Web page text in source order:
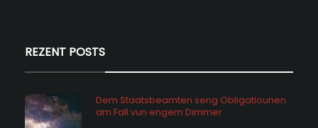
REZENT POSTS
Dem Staatsbeamten seng Obligatiounen
am Fall vun engem Dimmer